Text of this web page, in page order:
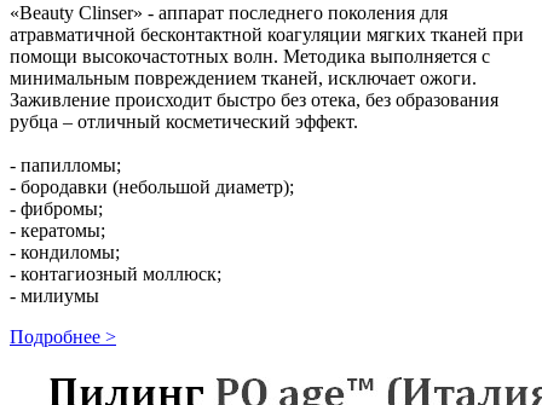
«Beauty Clinser» - аппарат последнего поколения для
атравматичной бесконтактной коагуляции мягких тканей при
помощи высокочастотных волн. Методика выполняется с
минимальным повреждением тканей, исключает ожоги.
Заживление происходит быстро без отека, без образования
рубца – отличный косметический эффект.
- папилломы;
- бородавки (небольшой диаметр);
- фибромы;
- кератомы;
- кондиломы;
- контагиозный моллюск;
- милиумы
Подробнее >